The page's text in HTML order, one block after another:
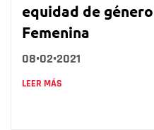
equidad de
Femenina
08•02•2021
LEER MÁS